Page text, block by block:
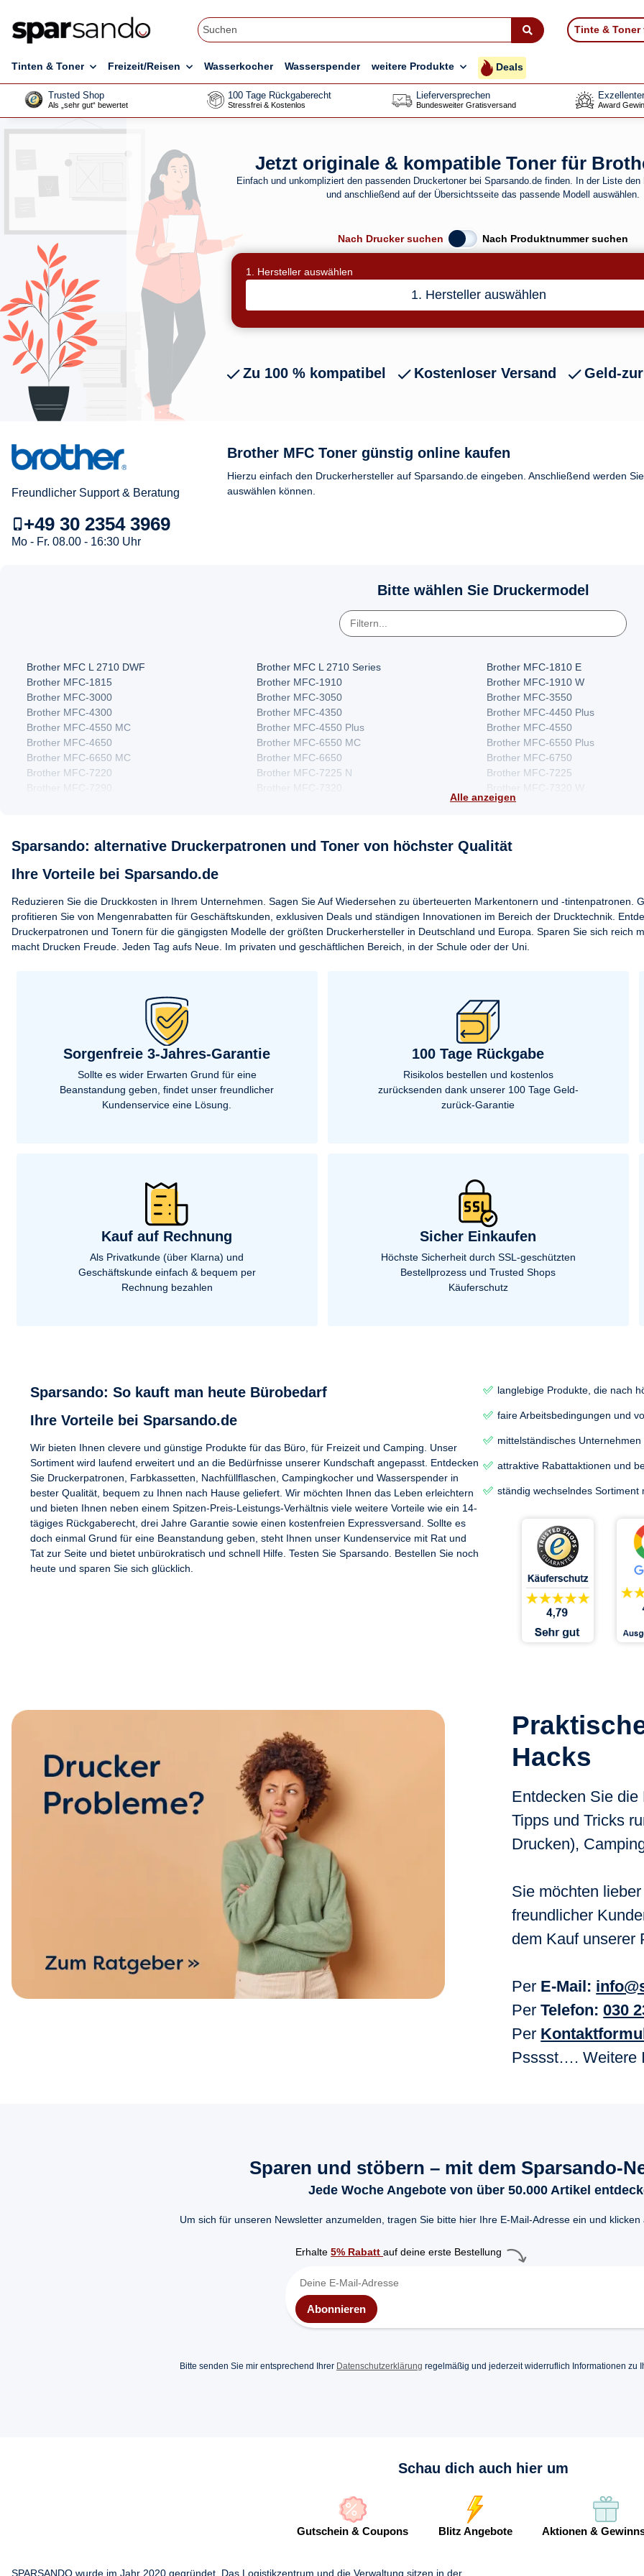
Tinte & Toner
Tinten & Toner Freizeit/Reisen Wasserkocher Wasserspender weitere Produkte Deals
Trusted Shop
Als „sehr gut“ bewertet
100 Tage Rückgaberecht
Stressfrei & Kostenlos
Lieferversprechen
Bundesweiter Gratisversand Award
Jetzt originale & kompatible Toner für
Einfach und unkompliziert den passenden Druckertoner bei Sparsando.de finden. In der Liste den
und anschließend auf der Übersichtsseite das passende Modell auswählen.
Nach Drucker suchen Nach Produktnummer suchen
1. Hersteller auswählen
1. Hersteller auswählen
Zu 100 % kompatibel Kostenloser Versand Geld-
Freundlicher Support & Beratung
+49 30 2354 3969
Mo - Fr. 08.00 - 16:30 Uhr
Brother MFC Toner günstig online kaufen
Hierzu einfach den Druckerhersteller auf Sparsando.de eingeben. Anschließend werden
auswählen können.
Bitte wählen Sie Druckermodel
Brother MFC L 2710 DWF Brother MFC L 2710 Series Brother MFC-1810 E
Brother MFC-1815
Brother MFC-1910 Brother MFC-1910 W
Brother MFC-3000
Brother MFC-3050 Brother MFC-3550
Brother MFC-4300
Brother MFC-4350 Brother MFC-4450 Plus
Brother MFC-4550 MC
Brother MFC-4550 Plus Brother MFC-4550
Brother MFC-4650
Brother MFC-6550 MC Brother MFC-6550 Plus
Brother MFC-6650 MC
Brother MFC-6650 Brother MFC-6750
Brother MFC-7220
Brother MFC-7225 N Brother MFC-7225
Brother MFC-7360
Brother MFC-7460
Brother MFC-7470 D Brother MFC-7550 MC
Brother MFC-7820
Brother MFC-8370
Brother MFC-8380 DLT Brother MFC-8380 DN
Brother MFC-8420
Brother MFC-8440 LT Brother MFC-8440
Brother MFC-8460 N
Brother MFC-8480 DN Brother MFC-8500
Brother MFC-8510
Brother MFC-8515 DN Brother MFC-8520 DN
Brother MFC-8820 D
Brother MFC-8840 D
Brother MFC-8860 DN
Brother MFC-8880
Brother MFC-8890 DW
Brother MFC-8890 Brother MFC-8900 Series
Brother MFC-8910
Brother MFC-8950 DW
Brother MFC-8950
Brother MFC-9000 Brother MFC-9010 CN
Brother MFC-9060
Brother MFC-9125 CN
Brother MFC-9342 CDW
Brother MFC-9450 CDN
Brother MFC-9460 CD
Brother MFC-9460 N
Brother MFC-9465 CDN
Brother MFC-9500
Brother MFC-9560 CDW
Brother MFC-9660 N
Brother MFC-9700
Brother MFC-9840 CDW
Alle anzeigen
Sparsando: alternative Druckerpatronen und Toner von höchster Qualität
Ihre Vorteile bei Sparsando.de
Reduzieren Sie die Druckkosten in Ihrem Unternehmen. Sagen Sie Auf Wiedersehen zu überteuerten Markentonern und -tintenpatronen.
profitieren Sie von Mengenrabatten für Geschäftskunden, exklusiven Deals und ständigen Innovationen im Bereich der Drucktechnik.
Druckerpatronen und Tonern für die gängigsten Modelle der größten Druckerhersteller in Deutschland und Europa. Sparen Sie sich reich
macht Drucken Freude. Jeden Tag aufs Neue. Im privaten und geschäftlichen Bereich, in der Schule oder der Uni.
Sorgenfreie 3-Jahres-Garantie
Sollte es wider Erwarten Grund für eine
Beanstandung geben, findet unser freundlicher
Kundenservice eine Lösung.
100 Tage Rückgabe
Risikolos bestellen und kostenlos
zurücksenden dank unserer 100 Tage Geld-
zurück-Garantie
Kauf auf Rechnung
Als Privatkunde (über Klarna) und
Geschäftskunde einfach & bequem per
Rechnung bezahlen
Sicher Einkaufen
Höchste Sicherheit durch SSL-geschützten
Bestellprozess und Trusted Shops
Käuferschutz
Sparsando: So kauft man heute Bürobedarf
Ihre Vorteile bei Sparsando.de
Wir bieten Ihnen clevere und günstige Produkte für das Büro, für Freizeit und Camping. Unser
Sortiment wird laufend erweitert und an die Bedürfnisse unserer Kundschaft angepasst. Entdecken
Sie Druckerpatronen, Farbkassetten, Nachfüllflaschen, Campingkocher und Wasserspender in
bester Qualität, bequem zu Ihnen nach Hause geliefert. Wir möchten Ihnen das Leben erleichtern
und bieten Ihnen neben einem Spitzen-Preis-Leistungs-Verhältnis viele weitere Vorteile wie ein 14-
tägiges Rückgaberecht, drei Jahre Garantie sowie einen kostenfreien Expressversand. Sollte es
doch einmal Grund für eine Beanstandung geben, steht Ihnen unser Kundenservice mit Rat und
Tat zur Seite und bietet unbürokratisch und schnell Hilfe. Testen Sie Sparsando. Bestellen Sie noch
heute und sparen Sie sich glücklich.
langlebige Produkte, die nach
faire Arbeitsbedingungen und
mittelständisches
attraktive Rabattaktionen und
ständig wechselndes
Hacks
Entdecken Sie
Tipps und Tricks
Drucken),
Sie möchten
freundlicher
dem Kauf unserer
Per E-Mail:
PerTelefon:030
Per
Psssst…. Weitere
Sparen und stöbern – mit dem Sparsando-
Jede Woche Angebote von über 50.000 Artikel
Um sich für unseren Newsletter anzumelden, tragen Sie bitte hier Ihre E-Mail-Adresse ein und klicken
Erhalte 5% Rabatt auf deine erste Bestellung
Abonnieren
Bitte senden Sie mir entsprechend Ihrer Datenschutzerklärung regelmäßig und jederzeit widerruflich Informationen zu
Schau dich auch hier um
Gutschein & Coupons Blitz Angebote Aktionen &
SPARSANDO wurde im Jahr 2020 gegründet. Das Logistikzentrum und die Verwaltung sitzen in der